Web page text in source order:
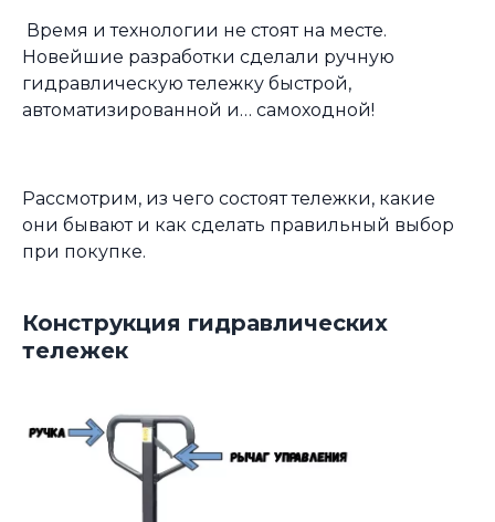
Время и технологии не стоят на месте.
Новейшие разработки сделали ручную
гидравлическую тележку быстрой,
автоматизированной и… самоходной!
Рассмотрим, из чего состоят тележки, какие
они бывают и как сделать правильный выбор
при покупке.
Конструкция гидравлических
тележек